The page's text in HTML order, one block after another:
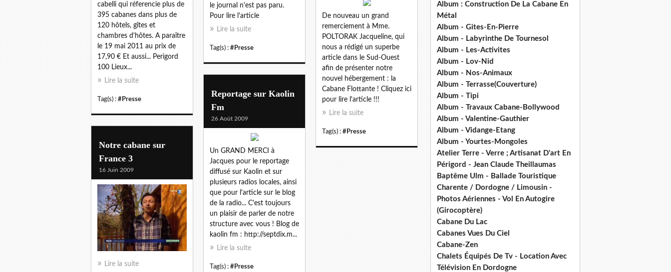
cabelli qui réferencie plus de
395 cabanes dans plus de
120 hôtels, gîtes et
chambres d'hôtes. A paraître
le 19 mai 2011 au prix de
17,90 € Et aussi... Perigord
100 Lieux...
Lire la suite
Tag(s) : #Presse
le journal n'est pas paru.
Pour lire l'article
Lire la suite
Tag(s) : #Presse
De nouveau un grand
remerciement à Mme.
POLTORAK Jacqueline, qui
nous a rédigé un superbe
article dans le Sud-Ouest
afin de présenter notre
nouvel hébergement : la
Cabane Flottante ! Cliquez ici
pour lire l'article !!!
Lire la suite
Tag(s) : #Presse
Reportage sur Kaolin
Fm
26 Août 2009
Un GRAND MERCI à
Jacques pour le reportage
diffusé sur Kaolin et sur
plusieurs radios locales, ainsi
que pour l'article sur le blog
de la radio... C'est toujours
un plaisir de parler de notre
structure avec vous ! Blog de
kaolin fm : http://septdix.m...
Lire la suite
Tag(s) : #Presse
Notre cabane sur
France 3
16 Juin 2009
Lire la suite
Album : Construction De La Cabane En
Métal
Album - Gites-En-Pierre
Album - Labyrinthe De Tournesol
Album - Les-Activites
Album - Lov-Nid
Album - Nos-Animaux
Album - Terrasse(Couverture)
Album - Tipi
Album - Travaux Cabane-Bollywood
Album - Valentine-Gauthier
Album - Vidange-Etang
Album - Yourtes-Mongoles
Atelier Terre - Verre ; Artisanat D'art En
Périgord - Jean Claude Theillaumas
Baptême Ulm - Ballade Touristique
Charente / Dordogne / Limousin -
Photos Aériennes - Vol En Autogire
(Girocoptère)
Cabane Du Lac
Cabanes Vues Du Ciel
Cabane-Zen
Chalets Équipés De Tv - Location Avec
Télévision En Dordogne